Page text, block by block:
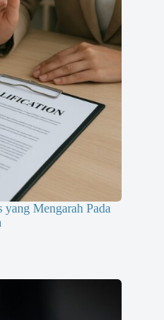
Mengarah Pada